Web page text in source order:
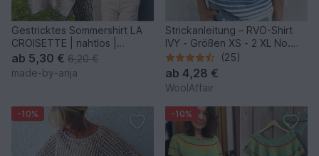
Gestricktes Sommershirt LA
CROISETTE | nahtlos |
besondere Konstruktion
ab 5,30 € 6,20 €
made-by-anja
Strickanleitung – RVO-Shirt
IVY - Größen XS - 2 XL No.
250
(25)
ab 4,28 €
WoolAffair
-10% -10%